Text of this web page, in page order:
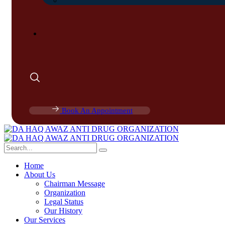
Book An Appointment
Home
About Us
Chairman Message
Organization
Legal Status
Our History
Our Services